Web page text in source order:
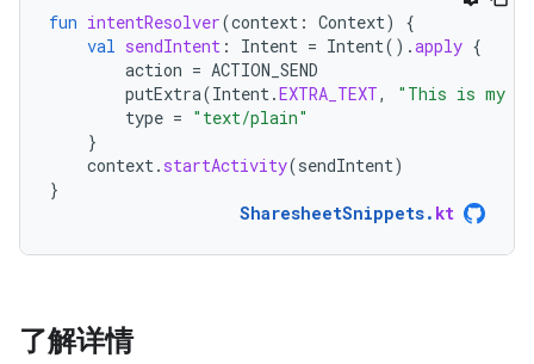
fun intentResolver(context : Context)
{
val sendIntent : Intent = Intent().apply {
action = ACTION_SEND
putExtra(Intent .EXTRA_TEXT,
"This is my
type = "text/plain"
}
context . startActivity(sendIntent)
}
SharesheetSnippets. kt
了解详情